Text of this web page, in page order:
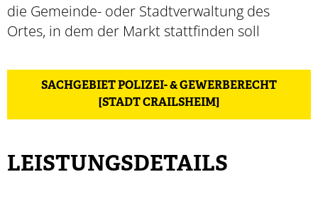
die Gemeinde- oder Stadtverwaltung des
Ortes, in dem der Markt stattfinden soll
SACHGEBIET POLIZEI- & GEWERBERECHT
[STADT CRAILSHEIM]
LEISTUNGSDETAILS